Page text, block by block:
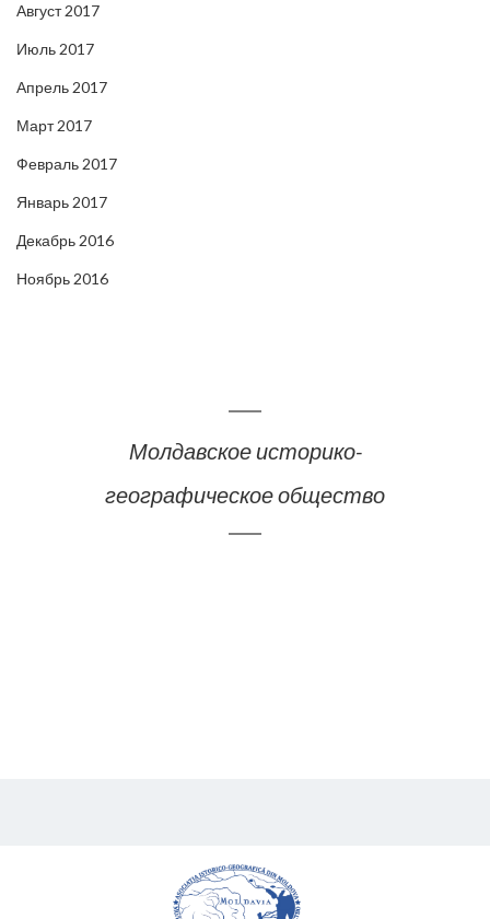
Август 2017
Июль 2017
Апрель 2017
Март 2017
Февраль 2017
Январь 2017
Декабрь 2016
Ноябрь 2016
Молдавское историко-
географическое общество